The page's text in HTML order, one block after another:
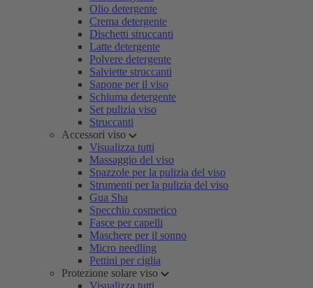
Olio detergente
Crema detergente
Dischetti struccanti
Latte detergente
Polvere detergente
Salviette struccanti
Sapone per il viso
Schiuma detergente
Set pulizia viso
Struccanti
Accessori viso
Visualizza tutti
Massaggio del viso
Spazzole per la pulizia del viso
Strumenti per la pulizia del viso
Gua Sha
Specchio cosmetico
Fasce per capelli
Maschere per il sonno
Micro needling
Pettini per ciglia
Protezione solare viso
Visualizza tutti